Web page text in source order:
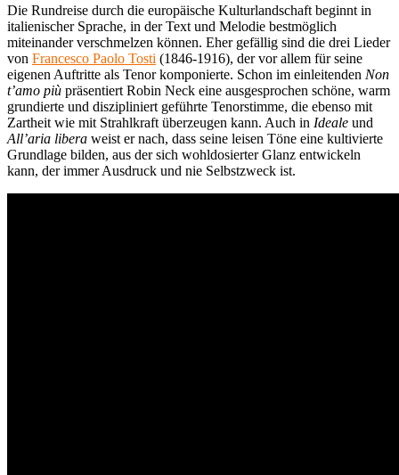
Die Rundreise durch die europäische Kulturlandschaft beginnt in
italienischer Sprache, in der Text und Melodie bestmöglich
miteinander verschmelzen können. Eher gefällig sind die drei Lieder
von Francesco Paolo Tosti (1846-1916), der vor allem für seine
eigenen Auftritte als Tenor komponierte. Schon im einleitenden Non
t’amo più präsentiert Robin Neck eine ausgesprochen schöne, warm
grundierte und diszipliniert geführte Tenorstimme, die ebenso mit
Zartheit wie mit Strahlkraft überzeugen kann. Auch in Ideale und
All’aria libera weist er nach, dass seine leisen Töne eine kultivierte
Grundlage bilden, aus der sich wohldosierter Glanz entwickeln
kann, der immer Ausdruck und nie Selbstzweck ist.